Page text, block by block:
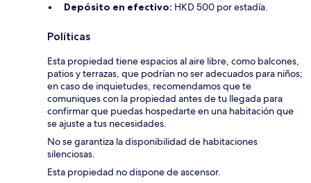
Depósito en efectivo: HKD 500 por estadía.
Políticas
Esta propiedad tiene espacios al aire libre, como balcones,
patios y terrazas, que podrían no ser adecuados para niños;
en caso de inquietudes, recomendamos que te
comuniques con la propiedad antes de tu llegada para
confirmar que puedas hospedarte en una habitación que
se ajuste a tus necesidades.
No se garantiza la disponibilidad de habitaciones
silenciosas.
Esta propiedad no dispone de ascensor.